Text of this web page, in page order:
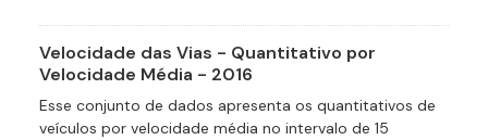
Velocidade das Vias - Quantitativo por
Velocidade Média - 2016
Esse conjunto de dados apresenta os quantitativos de
veículos por velocidade média no intervalo de 15